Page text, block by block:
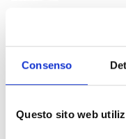
Consenso
Questo sito web
È
02 lug
23 giu 2026